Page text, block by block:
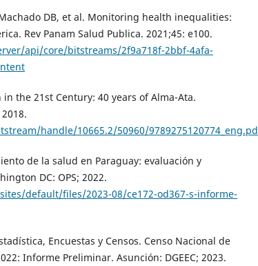
DB, et al. Monitoring health inequalities:
Rev Panam Salud Publica. 2021;45: e100.
api/core/bitstreams/2f9a718f-2bbf-4afa-
in the 21st Century: 40 years of Alma-Ata.
handle/10665.2/50960/
de la salud en Paraguay: evaluación y
DC: OPS; 2022.
default/files/2023-08/ce172-od367-s-informe-
Encuestas y Censos. Censo Nacional de
Informe Preliminar. Asunción: DGEEC; 2023.